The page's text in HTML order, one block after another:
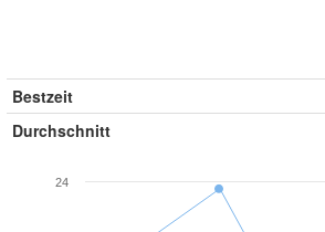
Bestzeit
Durchschnitt
24